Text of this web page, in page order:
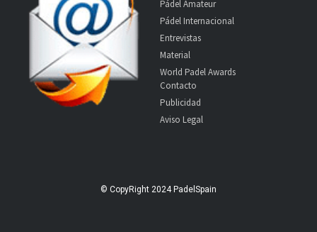
Pádel Amateur
Pádel Internacional
Entrevistas
Material
World Padel Awards
Contacto
Publicidad
Aviso Legal
© CopyRight 2024 PadelSpain